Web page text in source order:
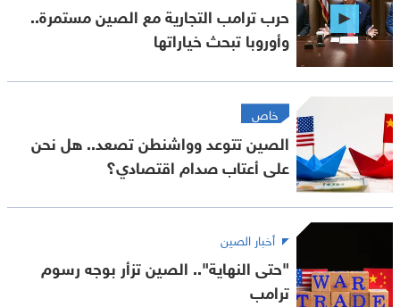
حرب ترامب التجارية مع الصين مستمرة..
وأوروبا تبحث خياراتها
خاص
الصين تتوعد وواشنطن تصعد.. هل نحن
على أعتاب صدام اقتصادي؟
أخبار الصين
"حتى النهاية".. الصين تزأر بوجه رسوم
ترامب